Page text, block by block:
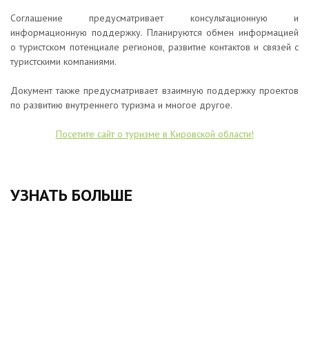
Соглашение предусматривает консультационную и
информационную поддержку. Планируются обмен информацией
о туристском потенциале регионов, развитие контактов и связей с
туристскими компаниями.
Документ также предусматривает взаимную поддержку проектов
по развитию внутреннего туризма и многое другое.
Посетите сайт о туризме в Кировской области!
УЗНАТЬ БОЛЬШЕ